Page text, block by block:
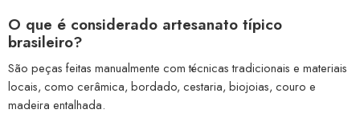
O que é considerado artesanato típico
brasileiro?
São peças feitas manualmente com técnicas tradicionais e materiais
locais, como cerâmica, bordado, cestaria, biojoias, couro e
madeira entalhada.